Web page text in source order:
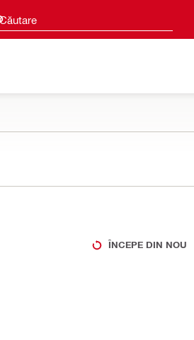
sugestii
ÎNCEPE DIN NOU